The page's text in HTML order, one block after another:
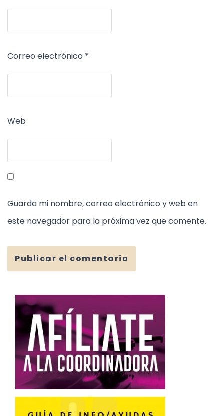
Correo electrónico *
Web
Guarda mi nombre, correo electrónico y web en
este navegador para la próxima vez que comente.